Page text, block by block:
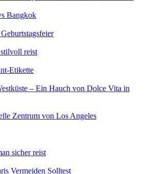
Bangkok
reist
Etikette
– Ein Hauch von Dolce Vita in
Zentrum von Los Angeles
sicher reist
Vermeiden Solltest